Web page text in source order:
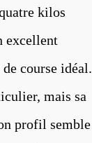
kilos
excellent
course idéal.
mais sa
profil semble